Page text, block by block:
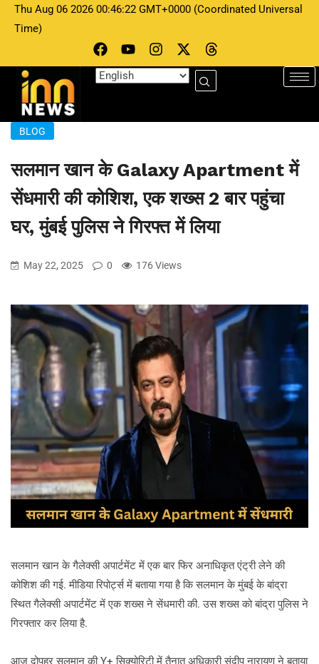
Thu Aug 06 2026 00:46:22 GMT+0000 (Coordinated Universal
Time)
BLOG
सलमान खान के Galaxy Apartment में
सेंधमारी की कोशिश, एक शख्‍स 2 बार पहुंचा
घर, मुंबई पुलिस ने गिरफ्त में लिया
May 22, 2025 0 176 Views
सलमान खान के गैलेक्सी अपार्टमेंट में एक बार फिर अनाधिकृत एंट्री लेने की
कोशिश की गई. मीडिया रिपोर्ट्स में बताया गया है कि सलमान के मुंबई के बांद्रा
स्थित गैलेक्सी अपार्टमेंट में एक शख्‍स ने सेंधमारी की. उस शख्‍स को बांद्रा पुलिस ने
गिरफ्तार कर लिया है.